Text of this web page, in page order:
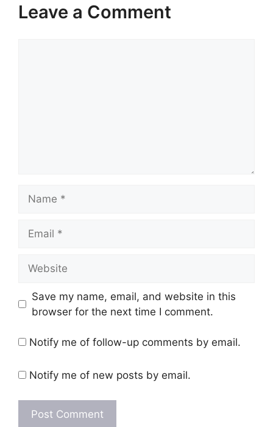
Leave a Comment
Save my name, email, and website in this
browser for the next time I comment.
Notify me of follow-up comments by email.
Notify me of new posts by email.